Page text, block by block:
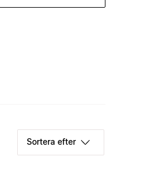
Sortera efter